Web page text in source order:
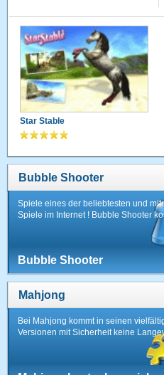
Star Stable
Bubble Shooter
Spiele eines der beliebtesten und
Spiele im Internet ! Bubble Shooter
Bubble Shooter
Mahjong
Bei Mahjong kommt in seinen
Versionen mit Sicherheit keine